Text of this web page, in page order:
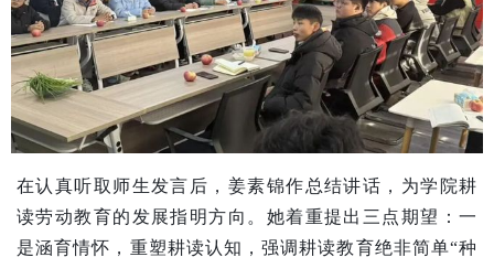
在认真听取师生发言后，姜素锦作总结讲话，为学院耕
读劳动教育的发展指明方向。她着重提出三点期望：一
是涵育情怀，重塑耕读认知，强调耕读教育绝非简单“种